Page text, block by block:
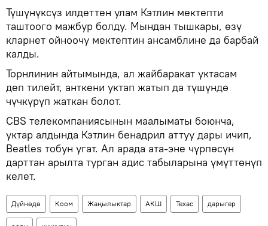
Түшүнүксүз илдеттен улам Кэтлин мектепти
таштоого мажбур болду. Мындан тышкары, өзү
кларнет ойноочу мектептин ансамблине да барбай
калды.
Торнлинин айтымында, ал жайбаракат уктасам
деп тилейт, анткени уктап жатып да түшүндө
чүчкүрүп жаткан болот.
CBS телекомпаниясынын маалыматы боюнча,
уктар алдында Кэтлин бенадрил аттуу дары ичип,
Beatles тобун угат. Ал арада ата-эне чүрпөсүн
дарттан арылта турган адис табыларына үмүттөнүп
келет.
Дүйнөдө Коом Жаңылыктар АКШ Техас дарыгер